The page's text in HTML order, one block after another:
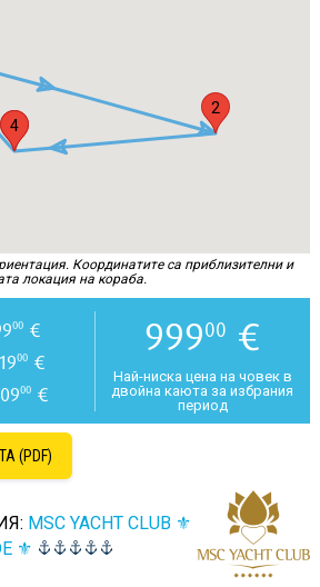
2
3
4
Координатите са приблизителни и
локация на кораба.
00€
00€
00€
99900 €
Най-ниска цена на човек в
двойна каюта за избрания
период
(PDF)
MSC YACHT CLUB ⚜
⚜